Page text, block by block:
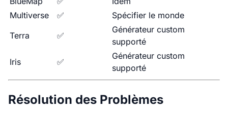
Multiverse
✅
Spécifier le monde
Terra
✅
Générateur custom
supporté
Iris
✅
Générateur custom
supporté
Résolution des Problèmes